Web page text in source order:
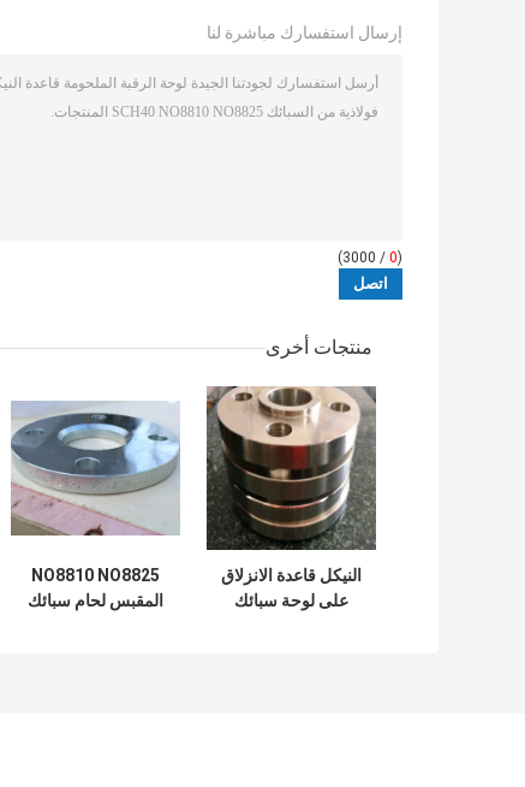
إرسال استفسارك مباشرة لنا
(
0
/ 3000)
منتجات أخرى
النيكل قاعدة الانزلاق
على لوحة سبائك
NO8810 NO8825
المقبس لحام سبائك